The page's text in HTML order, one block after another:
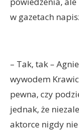
w gazetach
– Tak, tak –
wywodem
pewna, czy
jednak, że
aktorce nigdy